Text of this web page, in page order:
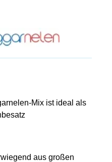
Mix ist ideal als
aus großen